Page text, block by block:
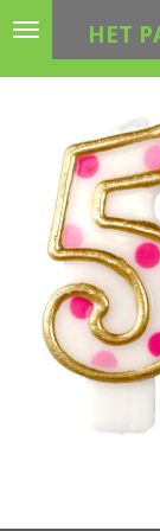
Ga
HET